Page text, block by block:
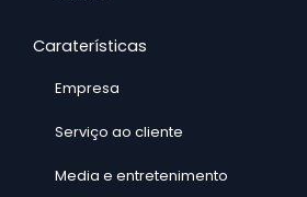
Caraterísticas
Empresa
Serviço ao cliente
Media e entretenimento